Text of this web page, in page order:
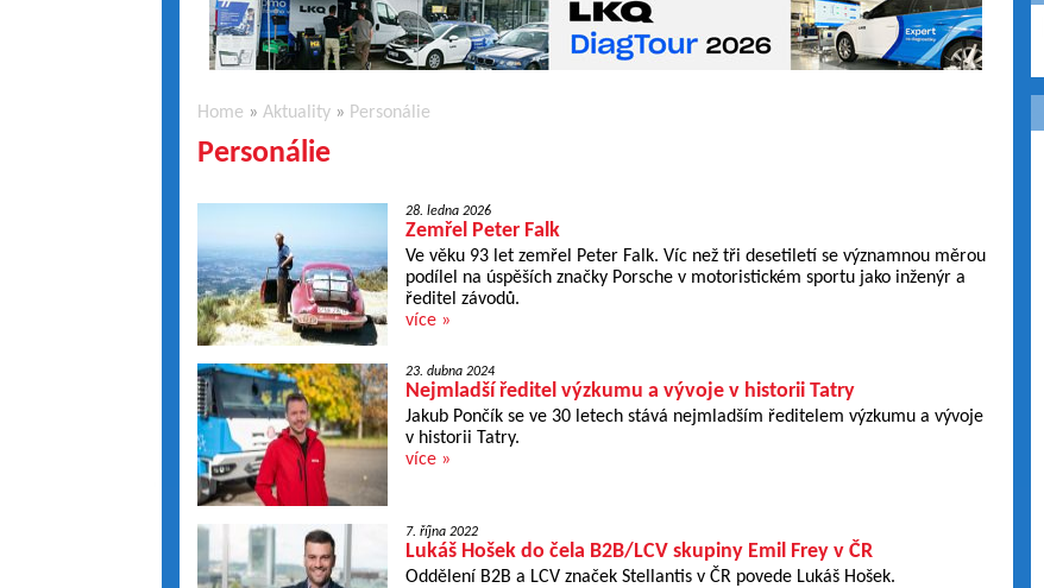
Home » Aktuality» Personálie
Personálie
28. ledna 2026
Zemřel Peter Falk
Ve věku 93 let zemřel Peter Falk. Víc než tři desetiletí se významnou měrou
podílel na úspěších značky Porsche v motoristickém sportu jako inženýr a
ředitel závodů.
více »
23. dubna 2024
Nejmladší ředitel výzkumu a vývoje v historii Tatry
Jakub Pončík se ve 30 letech stává nejmladším ředitelem výzkumu a vývoje
v historii Tatry.
více »
7. října 2022
Lukáš Hošek do čela B2B/LCV skupiny Emil Frey v ČR
Oddělení B2B a LCV značek Stellantis v ČR povede Lukáš Hošek.